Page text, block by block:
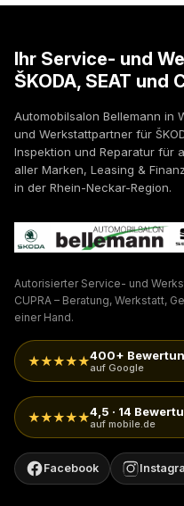
Ihr Service- und
ŠKODA, SEAT und
Automobilsalon Bellemann in
und Werkstattpartner für
Inspektion und Reparatur für
aller Marken, Leasing &
in der Rhein-Neckar-Region.
Autorisierter Service- und
CUPRA – Beratung, Werkstatt,
einer Hand.
★★★★★400+
auf Google
★★★★★4,5 · 14
auf mobile.de
Facebook